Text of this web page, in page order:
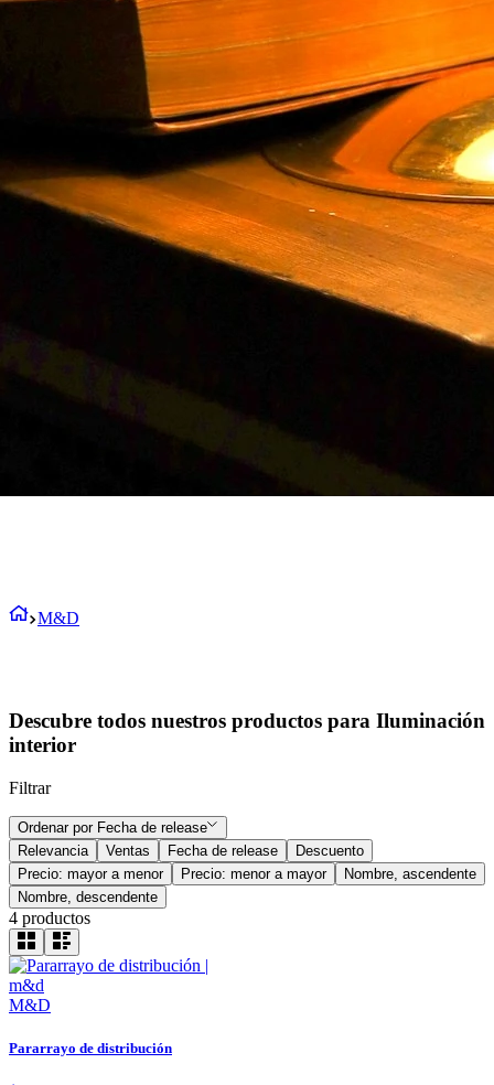
M&D
Descubre todos nuestros productos para Iluminación
interior
Filtrar
Ordenar por Fecha de release
Relevancia
Ventas Fecha de release
Descuento
Precio: mayor a menor
Precio: menor a mayor
Nombre, ascendente
Nombre, descendente
4 productos
M&D
Pararrayo de distribución